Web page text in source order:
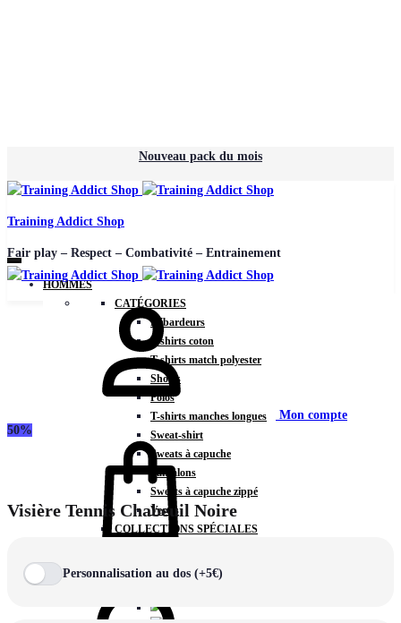
Nouveau pack du mois
Training Addict Shop
Fair play – Respect – Combativité – Entrainement
HOMMES
CATÉGORIES
Débardeurs
T-shirts coton
T-shirts match polyester
Shorts
Polos
T-shirts manches longues
Sweat-shirt
Sweats à capuche
Pantalons
Sweats à capuche zippé
Vestes
COLLECTIONS SPÉCIALES
Mon compte
50%
Visière Tennis Chabeuil Noire
Personnalisation au dos (+5€)